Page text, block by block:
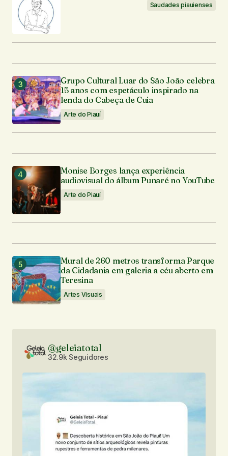
Saudades piauienses
Grupo Cultural Luar do São João celebra
15 anos com espetáculo inspirado na
lenda do Cabeça de Cuia
Arte do Piauí
Monise Borges lança experiência
audiovisual do álbum Punaré no YouTube
Arte do Piauí
Mural de 260 metros transforma Parque
da Cidadania em galeria a céu aberto em
Teresina
Artes Visuais
@geleiatotal
32.9k Seguidores